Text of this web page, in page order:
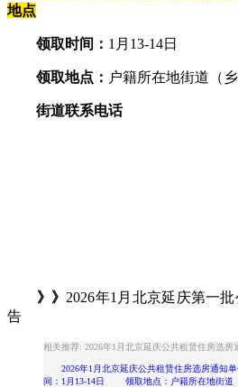
地点
领取时间： 1月13-14日
领取地点： 户籍所在地街道（
街道联系电话
》》 2026年1月北京延庆第一
告
相关推荐: 2026年1月北京延庆公共租赁住房选房
2026年1月北京延庆公共租赁住房选房通
间：1月13-14日 领取地点：户籍所在地街